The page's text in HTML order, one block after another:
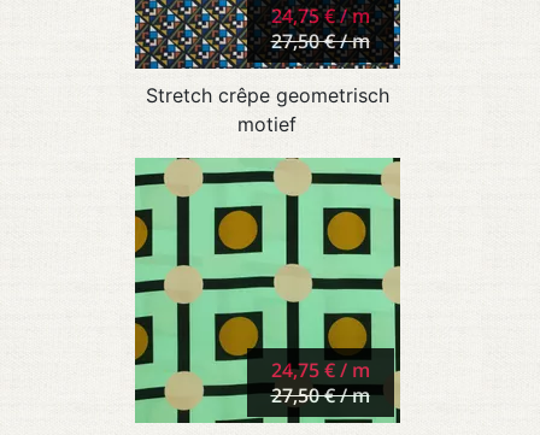
24,75 € / m
27,50 € / m
Stretch crêpe geometrisch
motief
24,75 € / m
27,50 € / m